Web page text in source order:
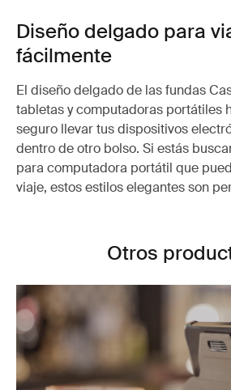
Diseño delgado para
fácilmente
El diseño delgado de las fundas
tabletas y computadoras portátiles
seguro llevar tus dispositivos
dentro de otro bolso. Si estás
para computadora portátil que
viaje, estos estilos elegantes son
Otros